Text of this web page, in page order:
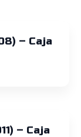
– Caja
– Caja